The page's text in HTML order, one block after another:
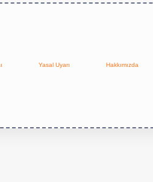
Yasal Uyarı Hakkımızda